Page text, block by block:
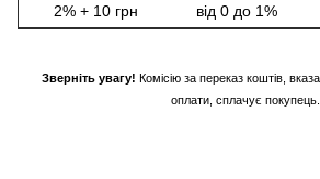
2% + 10 грн від 0 до 1%
Зверніть увагу! Комісію за переказ коштів,
оплати, сплачує покупець.